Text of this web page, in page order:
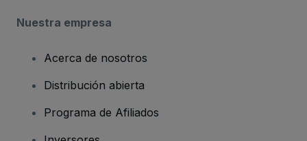
Nuestra empresa
Acerca de nosotros
Distribución abierta
Programa de Afiliados